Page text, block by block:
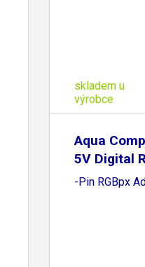
skladem u
výrobce
Aqua
5V Digital
-Pin RGBpx